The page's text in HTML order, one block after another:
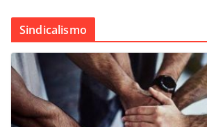
Sindicalismo